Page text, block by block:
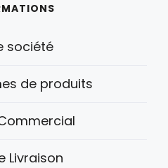
société
de produits
Livraison